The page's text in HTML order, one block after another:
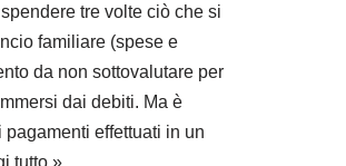
tre volte ciò che si
familiare (spese e
da non sottovalutare per
dai debiti. Ma è
effettuati in un
tutto »